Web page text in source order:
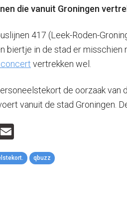
die vanuit Groningen
417 (Leek-Roden-
biertje in de stad er
vertrekken wel.
de oorzaak
vanuit de stad Groningen.
qbuzz